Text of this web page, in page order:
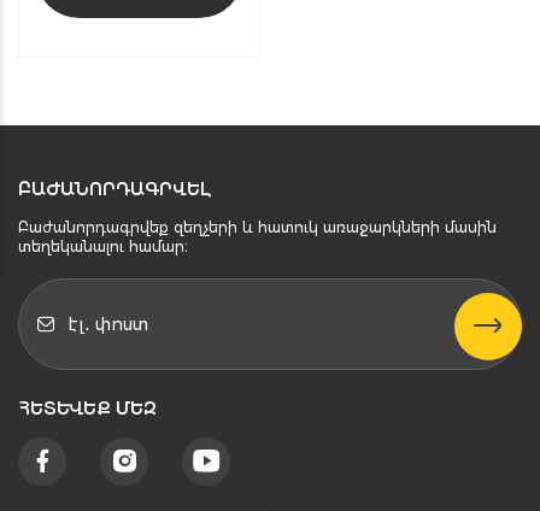
ԲԱԺԱՆՈՐԴԱԳՐՎԵԼ
Բաժանորդագրվեք զեղչերի և հատուկ առաջարկների մասին
տեղեկանալու համար։
ՀԵՏԵՒԵՔ ՄԵԶ